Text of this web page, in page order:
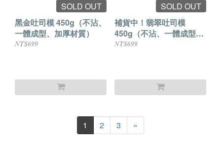
SOLD OUT
黑金吐司模 450g（不沾、
一體成型、加厚材質）
NT$699
SOLD OUT
補貨中！翡翠吐司模
450g（不沾、一體成型、
加厚材質）
NT$699
1 2 3 »